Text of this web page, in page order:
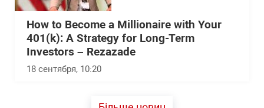
How to Become a Millionaire with Your
401(k): A Strategy for Long-Term
Investors – Rezazade
18 сентября, 10:20